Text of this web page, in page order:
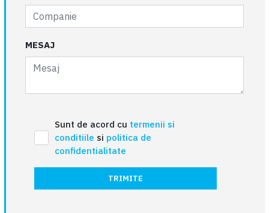
MESAJ
Sunt de acord cu termenii si
conditiile si politica de
confidentialitate
TRIMITE